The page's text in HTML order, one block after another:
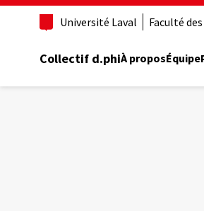
Aller
principal
Université Laval Faculté
Collectif d.phiÀ proposÉquipe